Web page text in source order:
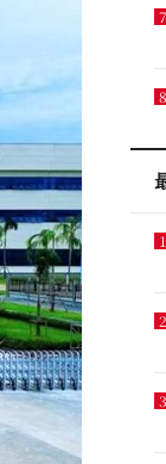
7
8
1
2
3